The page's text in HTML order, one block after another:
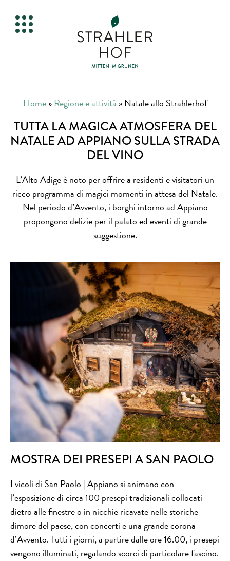
Home»Regione e attività »Natale allo Strahlerhof
TUTTA LA MAGICA ATMOSFERA DEL
NATALE AD APPIANO SULLA STRADA
DEL VINO
L’Alto Adige è noto per offrire a residenti e visitatori un
ricco programma di magici momenti in attesa del Natale.
Nel periodo d’Avvento, i borghi intorno ad Appiano
propongono delizie per il palato ed eventi di grande
suggestione.
MOSTRA DEI PRESEPI A SAN PAOLO
I vicoli di San Paolo | Appiano si animano con
l’esposizione di circa 100 presepi tradizionali collocati
dietro alle finestre o in nicchie ricavate nelle storiche
dimore del paese, con concerti e una grande corona
d’Avvento. Tutti i giorni, a partire dalle ore 16.00, i presepi
vengono illuminati, regalando scorci di particolare fascino.